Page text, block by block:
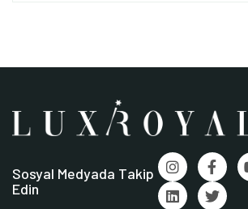
Sosyal Medyada Takip
Edin